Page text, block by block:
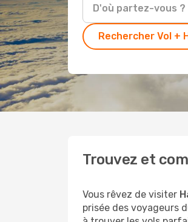
Rechercher Vol +
Trouvez et
Vous rêvez de visiter
prisée des voyageurs